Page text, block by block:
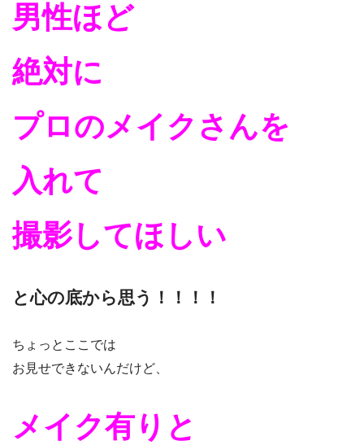
男性ほど
絶対に
プロのメイクさんを
入れて
撮影してほしい
と心の底から思う！！！！
ちょっとここでは
お見せできないんだけど、
メイク有りと